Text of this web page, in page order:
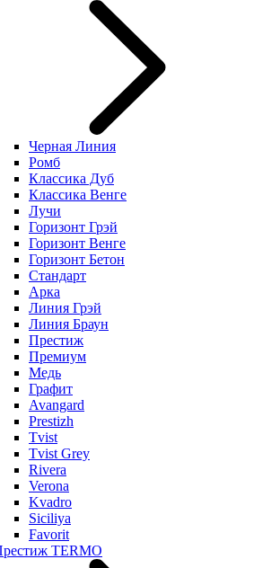
Черная Линия
Ромб
Классика Дуб
Классика Венге
Лучи
Горизонт Грэй
Горизонт Венге
Горизонт Бетон
Стандарт
Арка
Линия Грэй
Линия Браун
Престиж
Премиум
Медь
Графит
Avangard
Prestizh
Tvist
Tvist Grey
Rivera
Verona
Kvadro
Siciliya
Favorit
TERMO